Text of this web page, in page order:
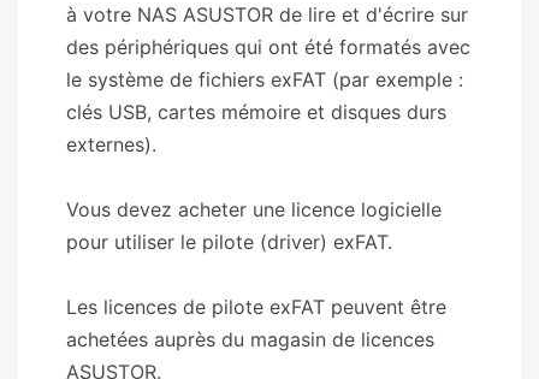
à votre NAS ASUSTOR de lire et d'écrire sur
des périphériques qui ont été formatés avec
le système de fichiers exFAT (par exemple :
clés USB, cartes mémoire et disques durs
externes).
Vous devez acheter une licence logicielle
pour utiliser le pilote (driver) exFAT.
Les licences de pilote exFAT peuvent être
achetées auprès du magasin de licences
ASUSTOR.